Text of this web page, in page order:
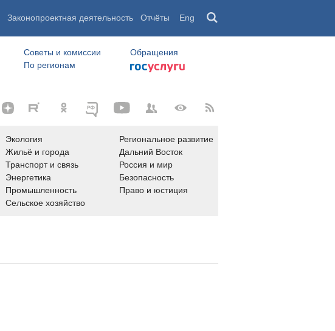
Законопроектная деятельность Отчёты Eng
Советы и комиссии
По регионам
Обращения
Экология
Жильё и города
Транспорт и связь
Энергетика
Промышленность
Сельское хозяйство
Региональное развитие
Дальний Восток
Россия и мир
Безопасность
Право и юстиция